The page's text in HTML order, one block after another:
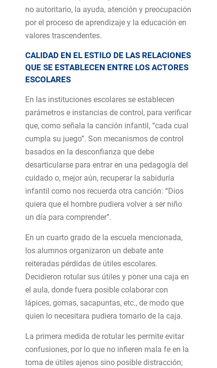
no autoritario, la ayuda, atención y preocupación
por el proceso de aprendizaje y la educación en
valores trascendentes.
CALIDAD EN EL ESTILO DE LAS RELACIONES
QUE SE ESTABLECEN ENTRE LOS ACTORES
ESCOLARES
En las instituciones escolares se establecen
parámetros e instancias de control, para verificar
que, como señala la canción infantil, “cada cual
cumpla su juego”. Son mecanismos de control
basados en la desconfianza que debe
desarticularse para entrar en una pedagogía del
cuidado o, mejor aún, recuperar la sabiduría
infantil como nos recuerda otra canción: “Dios
quiera que el hombre pudiera volver a ser niño
un día para comprender”.
En un cuarto grado de la escuela mencionada,
los alumnos organizaron un debate ante
reiteradas pérdidas de útiles escolares.
Decidieron rotular sus útiles y poner una caja en
el aula, donde fuera posible colaborar con
lápices, gomas, sacapuntas, etc., de modo que
quien lo necesitara pudiera tomarlo de la caja.
La primera medida de rotular les permite evitar
confusiones, por lo que no infieren mala fe en la
toma de útiles ajenos sino posible distracción;